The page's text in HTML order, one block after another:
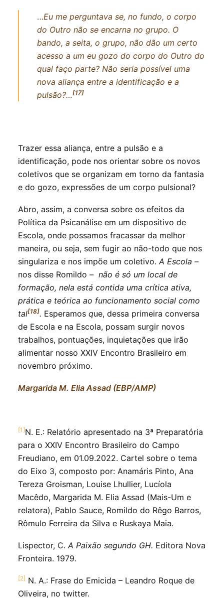
…Eu me perguntava se, no fundo, o corpo
do Outro não se encarna no grupo. O
bando, a seita, o grupo, não dão um certo
acesso a um eu gozo do corpo do Outro do
qual faço parte? Não seria possível uma
nova aliança entre a identificação e a
pulsão?…[17]
Trazer essa aliança, entre a pulsão e a
identificação, pode nos orientar sobre os novos
coletivos que se organizam em torno da fantasia
e do gozo, expressões de um corpo pulsional?
Abro, assim, a conversa sobre os efeitos da
Política da Psicanálise em um dispositivo de
Escola, onde possamos fracassar da melhor
maneira, ou seja, sem fugir ao não-todo que nos
singulariza e nos impõe um coletivo.A Escola –
nos disse Romildo – não é só um local de
formação, nela está contida uma crítica ativa,
prática e teórica ao funcionamento social como
tal[18]. Esperamos que, dessa primeira conversa
de Escola e na Escola, possam surgir novos
trabalhos, pontuações, inquietações que irão
alimentar nosso XXIV Encontro Brasileiro em
novembro próximo.
Margarida M. Elia Assad (EBP/AMP)
[1]N. E.: Relatório apresentado na 3ª Preparatória
para o XXIV Encontro Brasileiro do Campo
Freudiano, em 01.09.2022. Cartel sobre o tema
do Eixo 3, composto por: Anamáris Pinto, Ana
Tereza Groisman, Louise Lhullier, Lucíola
Macêdo, Margarida M. Elia Assad (Mais-Um e
relatora), Pablo Sauce, Romildo do Rêgo Barros,
Rômulo Ferreira da Silva e Ruskaya Maia.
Lispector, C. A Paixão segundo GH. Editora Nova
Fronteira. 1979.
[2] N. A.: Frase do Emicida – Leandro Roque de
Oliveira, no twitter.